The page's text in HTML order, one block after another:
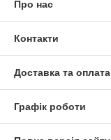
Про нас
Контакти
Доставка та оплата
Графік роботи